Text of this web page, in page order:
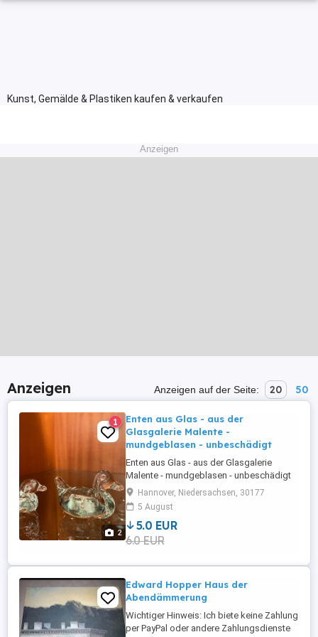
Kunst, Gemälde & Plastiken kaufen & verkaufen
Anzeigen
Anzeigen Anzeigen auf der Seite: 20 50
2
1
Enten aus Glas - aus der
Glasgalerie Malente -
mundgeblasen - unbeschädigt
Enten aus Glas - aus der Glasgalerie
Malente - mundgeblasen - unbeschädigt
Keine Garantie & Rückgabe möglich Keine
Kuriere, keine Anzahlung etc. Keine PayPal,
nur per Vorkasse oder Vor-Ort-Abholung
möglich! Versand: 5,95,- EUR versichert
Hannover, Niedersachsen, 30177
5 August
5.0 EUR
6.0 EUR
Edward Hopper Haus der
Abendämmerung
Wichtiger Hinweis: Ich biete keine Zahlung
per PayPal oder andere Zahlungsdienste